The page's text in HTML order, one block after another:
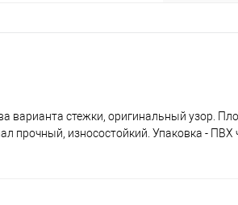
варианта стежки, оригинальный узор.
прочный, износостойкий. Упаковка -